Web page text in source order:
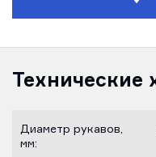
Технические
Диаметр рукавов,
мм: